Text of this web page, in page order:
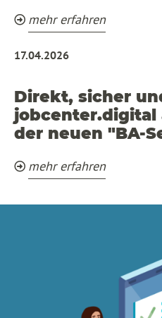
mehr erfahren
17.04.2026
Direkt, sicher
jobcenter.digital
der neuen "BA-
mehr erfahren